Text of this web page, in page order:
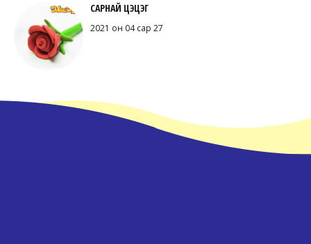
САРНАЙ ЦЭЦЭГ
2021 он 04 сар 27